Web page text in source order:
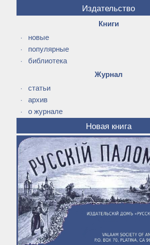
Издательство
Книги
· новые
· популярные
· библиотека
Журнал
· статьи
· архив
· о журнале
Новая книга